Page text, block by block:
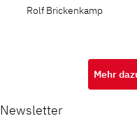
Rolf Brickenkamp
Mehr
Newsletter